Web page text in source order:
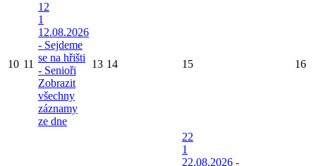
10 11
12
1
12.08.2026
- Sejdeme
se na hřišti
- Senioři
Zobrazit
všechny
záznamy
ze dne
13 14 15 16
22
1
22.08.2026 -